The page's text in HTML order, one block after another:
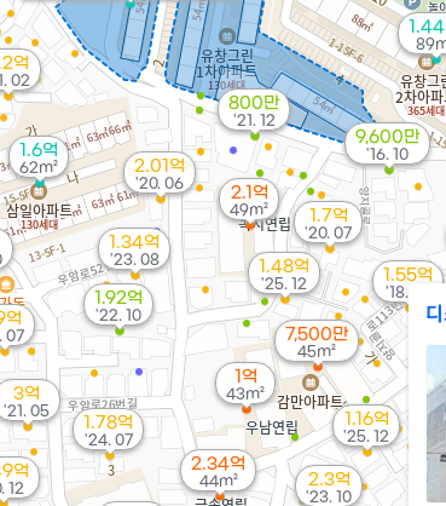
1.44
1억
43m²
1.48억
'25. 12
1.16억
'25. 12
1.78억
'24. 07
2.3억
'23. 10
1.34억
'23. 08
7,500만
45m²
1.6억
62m²
1.92억
'22. 10
800만
'21. 12
2.1억
49m²
2.34억
44m²
3억
'21. 05
억
02
억
12
1.7억
'20. 07
2.01억
'20. 06
1.55억
'18. 09
억
07
9,600만
'16. 10